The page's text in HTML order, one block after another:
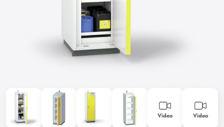
Video Video